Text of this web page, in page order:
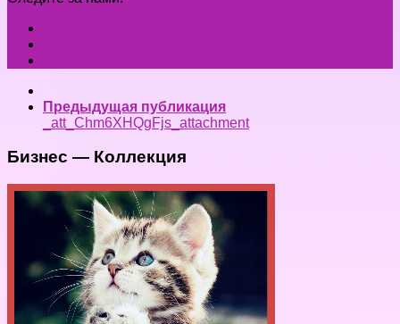
Предыдущая публикация
_att_Chm6XHQgFjs_attachment
Бизнес — Коллекция